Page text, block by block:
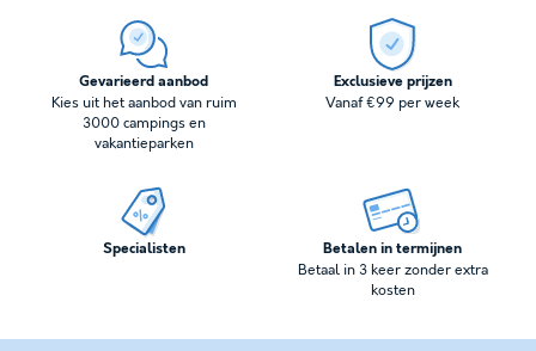
Gevarieerd aanbod
Kies uit het aanbod van ruim
3000 campings en
vakantieparken
Exclusieve prijzen
Vanaf €99 per week
Specialisten Betalen in termijnen
Betaal in 3 keer zonder extra
kosten